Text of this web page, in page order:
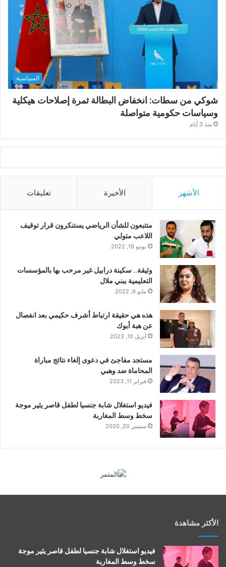
السياسية
شوكي من سطات: انخفاض البطالة ثمرة إصلاحات هيكلية
وسياسات حكومية متواصلة
منذ 3 أيام
الأشهر الأخيرة تعليقات
متتبعون للشأن الرياضي يستنكرون قرار توقيف
اللاعب متولي
يونيو 19, 2022
وثيقة.. سكينة درابيل غير مرحب بها بالمؤسسات
التعليمية ببني ملال
مايو 6, 2022
هذه هي حقيقة ارتباط أشرف حكيمي بعد انفصال
عن هبة أبوك
أبريل 10, 2023
مستجد مفاجئ في دعوى إلغاء نتائج مباراة
المحاماة ضد وهبي
فبراير 11, 2023
فيديو استغلال شابة جنسيا لطفل قاصر يثير موجة
سخط وسط المغاربة
سبتمبر 20, 2020
الأكثر مشاهدة
فيديو استغلال شابة جنسيا لطفل قاصر يثير موجة
سخط وسط المغاربة